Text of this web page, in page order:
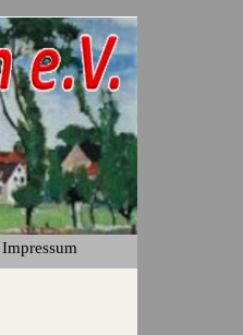
▼
Impressum